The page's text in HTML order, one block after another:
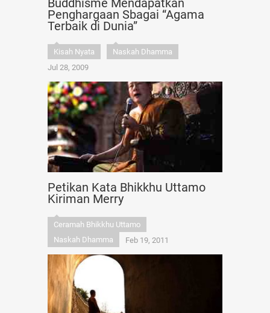
Buddhisme Mendapatkan
Penghargaan Sbagai “Agama
Terbaik di Dunia”
Kisah Nyata
Naskah Dhamma
Jul 28, 2009
Petikan Kata Bhikkhu Uttamo
Kiriman Merry
Ceramah Bhikkhu Uttamo
Naskah Dhamma
Feb 19, 2011